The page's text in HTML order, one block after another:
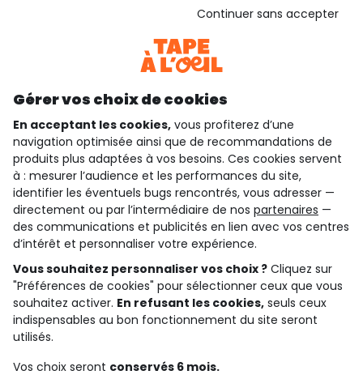
Consulter les CGU
qui sommes-nous ?
besoin d'aide ?
le club fidélité
notre catalogue
Conditions générales de ventes et d'utilisation
Conditions d’utilisation des réseaux sociaux
Politique de confidentialité
Cookies et données personnelles
Gérer vos choix de cookies
En acceptant les cookies, vous profiterez d’une
navigation optimisée ainsi que de recommandations de
produits plus adaptées à vos besoins. Ces cookies servent
à : mesurer l’audience et les performances du site,
identifier les éventuels bugs rencontrés, vous adresser —
directement ou par l’intermédiaire de nos partenaires —
des communications et publicités en lien avec vos centres
d’intérêt et personnaliser votre expérience.
Vous souhaitez personnaliser vos choix ? Cliquez sur
"Préférences de cookies" pour sélectionner ceux que vous
souhaitez activer. En refusant les cookies, seuls ceux
indispensables au bon fonctionnement du site seront
utilisés.
Vos choix seront conservés 6 mois.
Continuer sans accepter